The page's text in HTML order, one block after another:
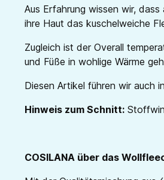
Aus Erfahrung wissen wir,
ihre Haut das kuschelweiche
Zugleich ist der Overall
und Füße in wohlige Wärme
Diesen Artikel führen wir auch
Hinweis zum Schnitt:
COSILANA über das